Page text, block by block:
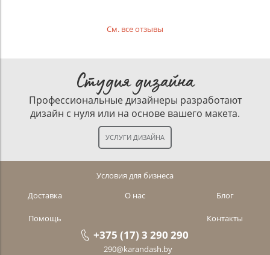
См. все отзывы
Студия дизайна
Профессиональные дизайнеры разработают
дизайн с нуля или на основе вашего макета.
Условия для бизнеса
Доставка
О нас Блог
Помощь Контакты
+375 (17) 3 290 290
290@karandash.by